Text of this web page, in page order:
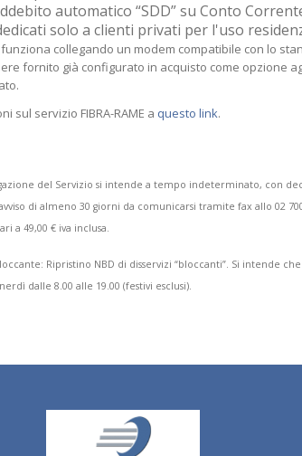
automatico “SDD” su Conto
solo a clienti privati per l'uso
collegando un modem compatibile con lo
fornito già configurato in acquisto come opzione
sul servizio FIBRA-RAME a questo link.
del Servizio si intende a tempo indeterminato, con
di almeno 30 giorni da comunicarsi tramite fax allo 02
a 49,00 € iva inclusa.
Ripristino NBD di disservizi “bloccanti”. Si intende
dalle 8.00 alle 19.00 (festivi esclusi).